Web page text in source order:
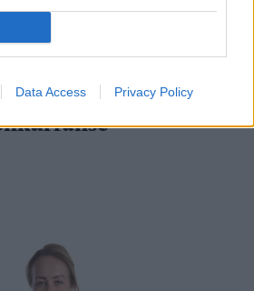
Data Access Privacy Policy